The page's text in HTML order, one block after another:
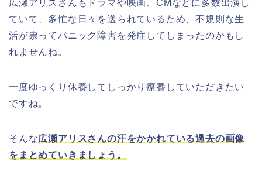
広瀬アリスさんもドラマや映画、CMなどに多数出演し
ていて、多忙な日々を送られているため、不規則な生
活が祟ってパニック障害を発症してしまったのかもし
れませんね。
一度ゆっくり休養してしっかり療養していただきたい
ですね。
そんな広瀬アリスさんの汗をかかれている過去の画像
をまとめていきましょう。